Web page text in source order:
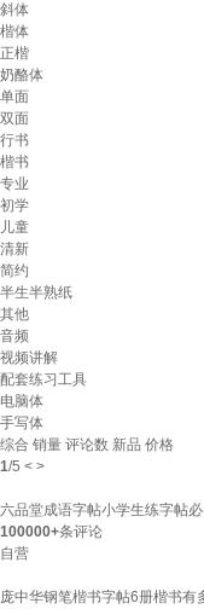
斜体
楷体
正楷
奶酪体
单面
双面
行书
楷书
专业
初学
儿童
清新
简约
半生半熟纸
其他
音频
视频讲解
配套练习工具
电脑体
手写体
综合 销量 评论数 新品 价格
1/5 < >
六品堂成语字帖小学生练字帖
100000+条评论
自营
庞中华钢笔楷书字帖6册楷书